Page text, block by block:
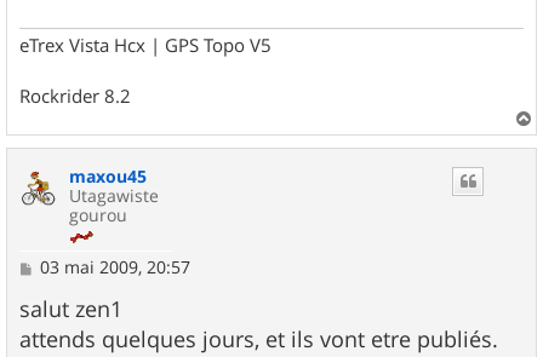
eTrex Vista Hcx | GPS Topo V5
Rockrider 8.2
a
maxou45
Utagawiste
gourou
M
s
s
a
03 mai 2009, 20:57
salut zen1
attends quelques jours, et ils vont etre publiés.